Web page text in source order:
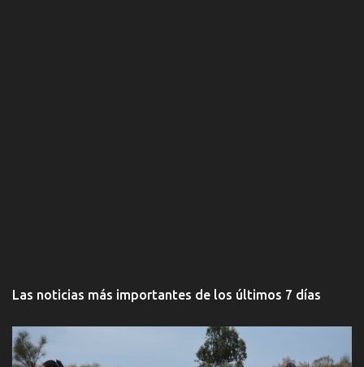
Las noticias más importantes de los últimos 7 días